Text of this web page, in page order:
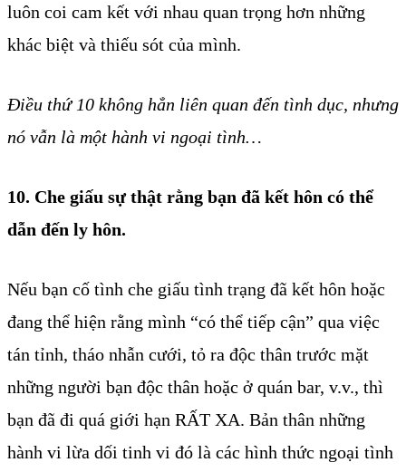
luôn coi cam kết với nhau quan trọng hơn những
khác biệt và thiếu sót của mình.
Điều thứ 10 không hẳn liên quan đến tình dục, nhưng
nó vẫn là một hành vi ngoại tình…
10. Che giấu sự thật rằng bạn đã kết hôn có thể
dẫn đến ly hôn.
Nếu bạn cố tình che giấu tình trạng đã kết hôn hoặc
đang thể hiện rằng mình “có thể tiếp cận” qua việc
tán tỉnh, tháo nhẫn cưới, tỏ ra độc thân trước mặt
những người bạn độc thân hoặc ở quán bar, v.v., thì
bạn đã đi quá giới hạn RẤT XA. Bản thân những
hành vi lừa dối tinh vi đó là các hình thức ngoại tình